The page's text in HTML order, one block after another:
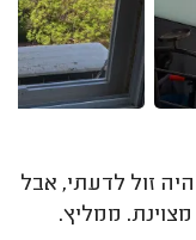
זול לדעתי, אבל
ממליץ.